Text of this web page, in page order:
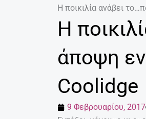
Η ποικιλία ανάβει
Η
άποψη
Coolidge
9 Φεβρουαρίου, 2017